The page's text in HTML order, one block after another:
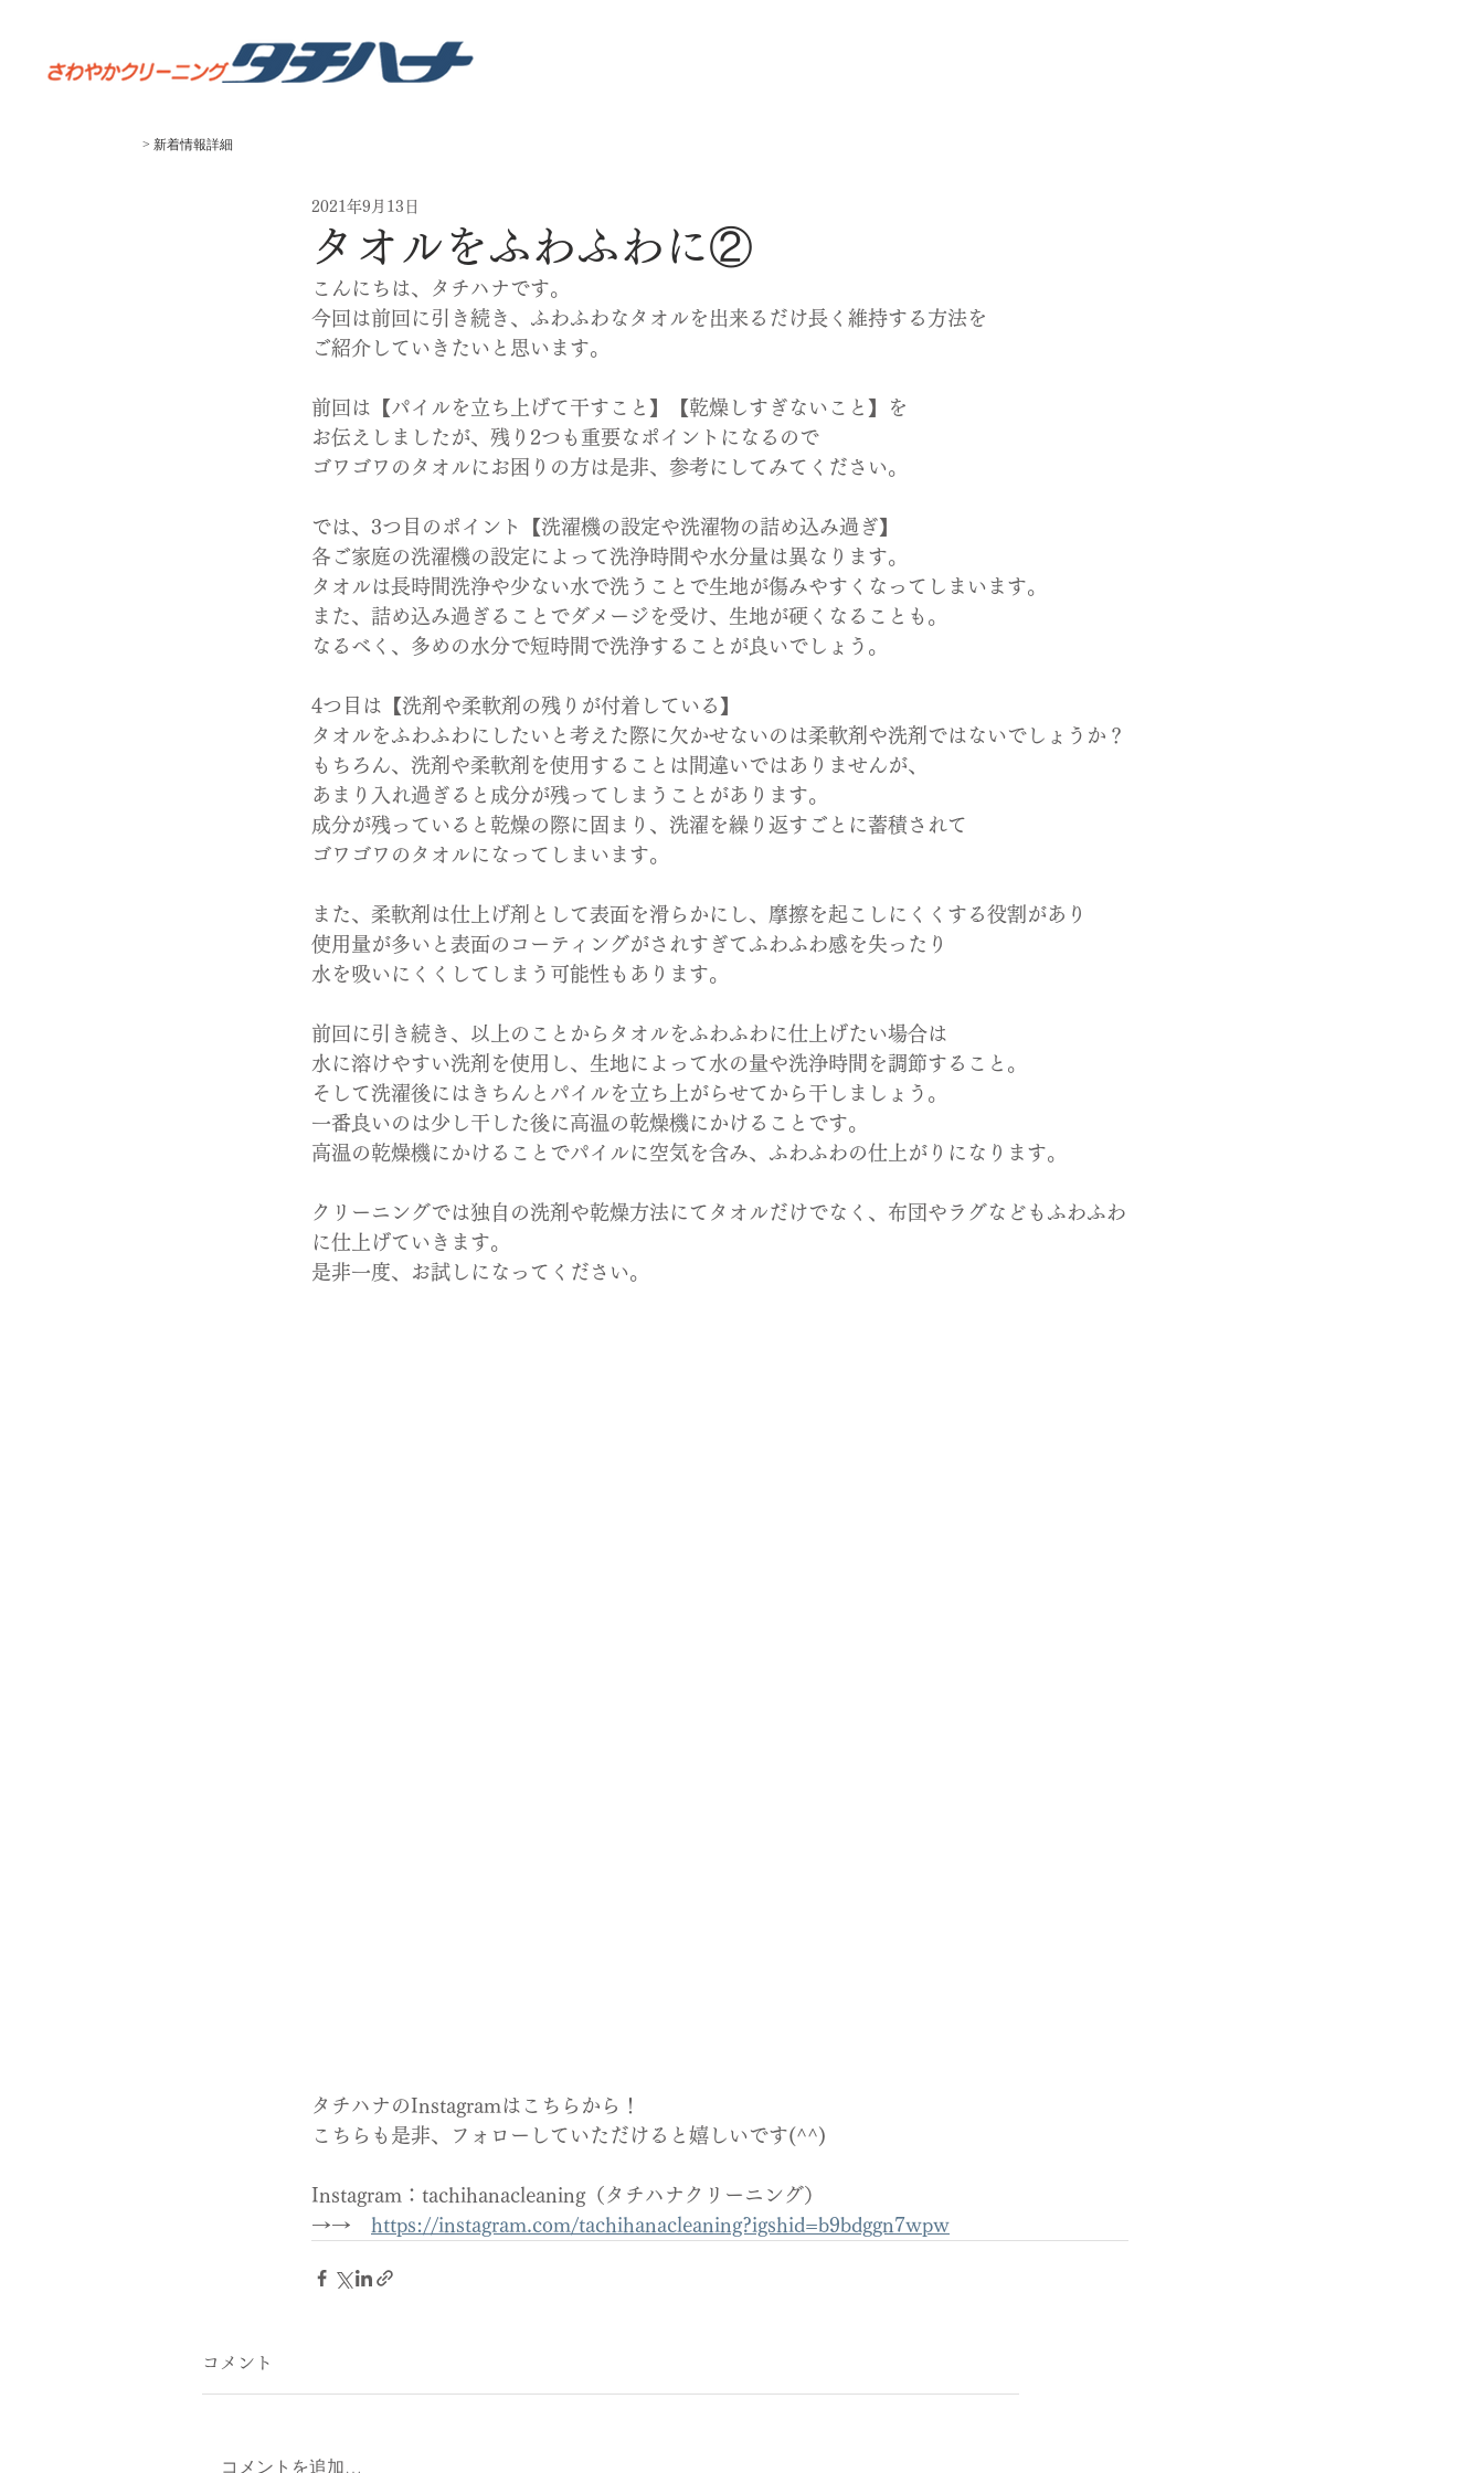
> 新着​情報​詳細
タオルをふわふわに②
2021年9月13日
こんにちは、タチハナです。
今回は前回に引き続き、ふわふわなタオルを出来るだけ長く維持する方法を
ご紹介していきたいと思います。
前回は【パイルを立ち上げて干すこと】【乾燥しすぎないこと】を
お伝えしましたが、残り2つも重要なポイントになるので
ゴワゴワのタオルにお困りの方は是非、参考にしてみてください。
では、3つ目のポイント【洗濯機の設定や洗濯物の詰め込み過ぎ】
各ご家庭の洗濯機の設定によって洗浄時間や水分量は異なります。
タオルは長時間洗浄や少ない水で洗うことで生地が傷みやすくなってしまいます。
また、詰め込み過ぎることでダメージを受け、生地が硬くなることも。
なるべく、多めの水分で短時間で洗浄することが良いでしょう。
4つ目は【洗剤や柔軟剤の残りが付着している】
タオルをふわふわにしたいと考えた際に欠かせないのは柔軟剤や洗剤ではないでしょうか？
もちろん、洗剤や柔軟剤を使用することは間違いではありませんが、
あまり入れ過ぎると成分が残ってしまうことがあります。
成分が残っていると乾燥の際に固まり、洗濯を繰り返すごとに蓄積されて
ゴワゴワのタオルになってしまいます。
また、柔軟剤は仕上げ剤として表面を滑らかにし、摩擦を起こしにくくする役割があり
使用量が多いと表面のコーティングがされすぎてふわふわ感を失ったり
水を吸いにくくしてしまう可能性もあります。
前回に引き続き、以上のことからタオルをふわふわに仕上げたい場合は
水に溶けやすい洗剤を使用し、生地によって水の量や洗浄時間を調節すること。
そして洗濯後にはきちんとパイルを立ち上がらせてから干しましょう。
一番良いのは少し干した後に高温の乾燥機にかけることです。
高温の乾燥機にかけることでパイルに空気を含み、ふわふわの仕上がりになります。
クリーニングでは独自の洗剤や乾燥方法にてタオルだけでなく、布団やラグなどもふわふわ
に仕上げていきます。
是非一度、お試しになってください。
タチハナのInstagramはこちらから！
こちらも是非、フォローしていただけると嬉しいです(^^)
Instagram：tachihanacleaning（タチハナクリーニング）
→→ https://instagram.com/tachihanacleaning?igshid=b9bdggn7wpw
コメント
コメントを追加…